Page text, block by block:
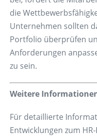
die
Unternehmen sollten
Portfolio überprüfen
Anforderungen
zu sein.
Weitere
Für detaillierte
Entwicklungen zum